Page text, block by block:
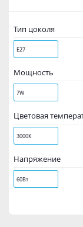
Тип цоколя
Е27
Мощность
7W
Цветовая
3000К
Напряжение
60Вт